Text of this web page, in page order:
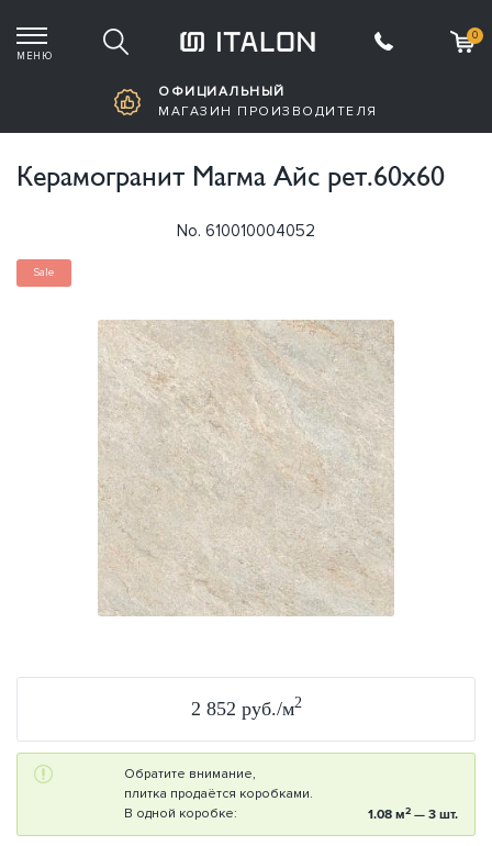
МЕНЮ
0
ОФИЦИАЛЬНЫЙ
МАГАЗИН ПРОИЗВОДИТЕЛЯ
Керамогранит Магма Айс рет.60х60
No. 610010004052
Sale
2 852 руб./м2
Обратите внимание,
плитка продаётся коробками.
В одной коробке:
1.08 м2 — 3 шт.